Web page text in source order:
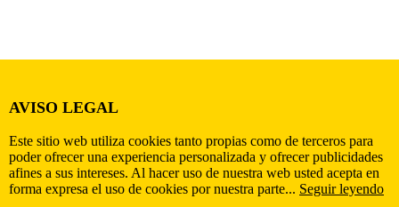
AVISO LEGAL
Este sitio web utiliza cookies tanto propias como de terceros para
poder ofrecer una experiencia personalizada y ofrecer publicidades
afines a sus intereses. Al hacer uso de nuestra web usted acepta en
forma expresa el uso de cookies por nuestra parte... Seguir leyendo